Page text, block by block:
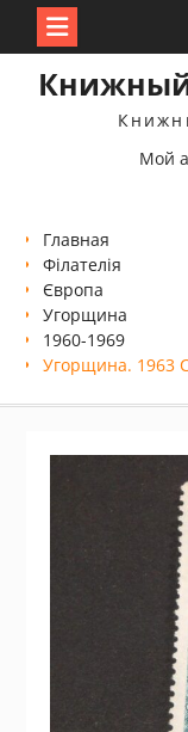
Книжный
Мой
Главная
Філателія
Європа
Угорщина
1960-1969
Угорщина. 1963